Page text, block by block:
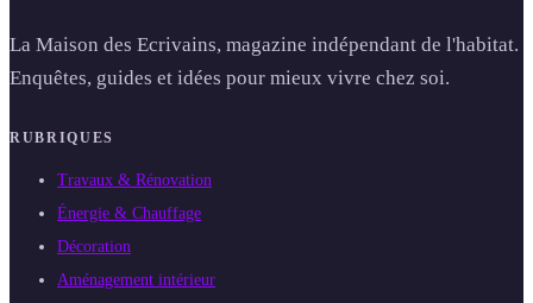
La Maison des Ecrivains, magazine indépendant de l'habitat.
Enquêtes, guides et idées pour mieux vivre chez soi.
RUBRIQUES
Travaux & Rénovation
Énergie & Chauffage
Décoration
Aménagement intérieur